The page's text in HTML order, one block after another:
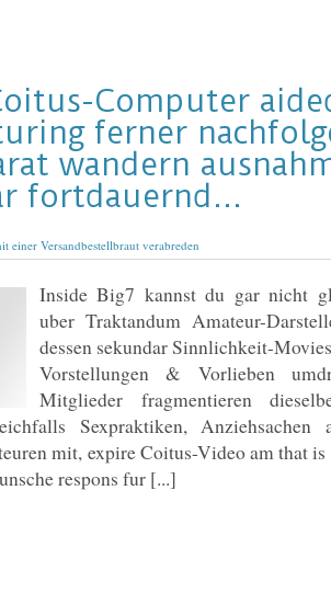
Computer
ferner
wandern
fortdauernd…
einer Versandbestellbraut verabreden
Inside Big7 kannst du gar nicht
uber Traktandum Amateur-
dessen sekundar Sinnlichkeit-
Vorstellungen & Vorlieben
Mitglieder fragmentieren
Sexpraktiken,
mit, expire Coitus-Video am that is
respons fur [...]